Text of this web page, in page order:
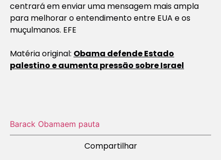
centrará em enviar uma mensagem mais ampla
para melhorar o entendimento entre EUA e os
muçulmanos. EFE
Matéria original: Obama defende Estado
palestino e aumenta pressão sobre Israel
Barack Obamaem pauta
Compartilhar